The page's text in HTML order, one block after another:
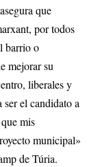
que
por todos
barrio o
mejorar su
liberales y
el candidato a
mis
municipal»
de Túria.